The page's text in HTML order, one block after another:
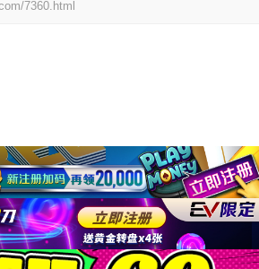
7360.html